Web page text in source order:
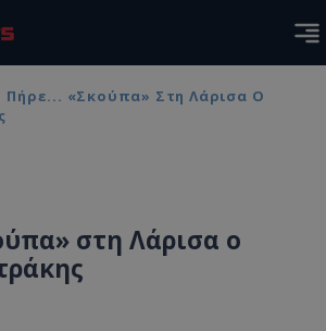
Πήρε... «σκούπα» Στη Λάρισα Ο
στη Λάρισα ο